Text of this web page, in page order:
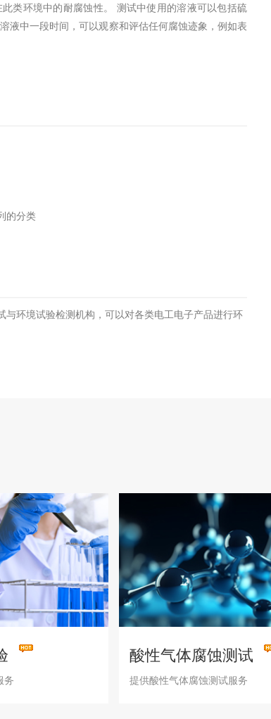
基准网监测 摄影测量与
类环境中的耐腐蚀性。 测试中使用的溶液可以包括硫
液中一段时间，可以观察和评估任何腐蚀迹象，例如表
的分类
与环境试验检测机构，可以对各类电工电子产品进行环
务
酸性气体腐蚀测试
提供酸性气体腐蚀测试服务